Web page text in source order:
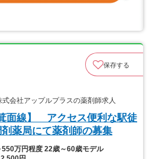
保存する
会社アップルプラスの薬剤師求人
面線】 アクセス便利な駅徒
薬局にて薬剤師の募集
550万円程度 22歳～60歳モデル